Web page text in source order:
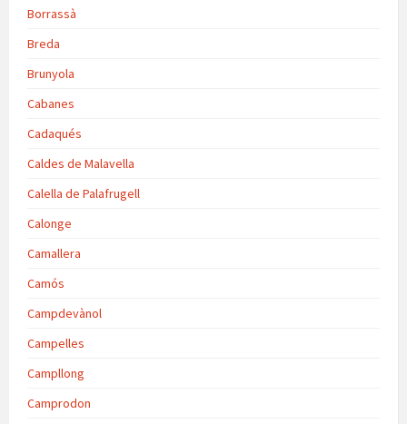
Borrassà
Breda
Brunyola
Cabanes
Cadaqués
Caldes de Malavella
Calella de Palafrugell
Calonge
Camallera
Camós
Campdevànol
Campelles
Campllong
Camprodon